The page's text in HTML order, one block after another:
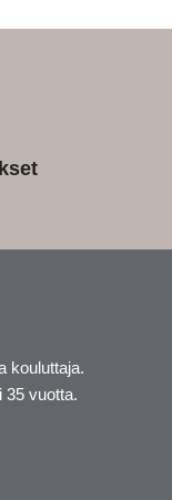
kouluttaja.
35 vuotta.